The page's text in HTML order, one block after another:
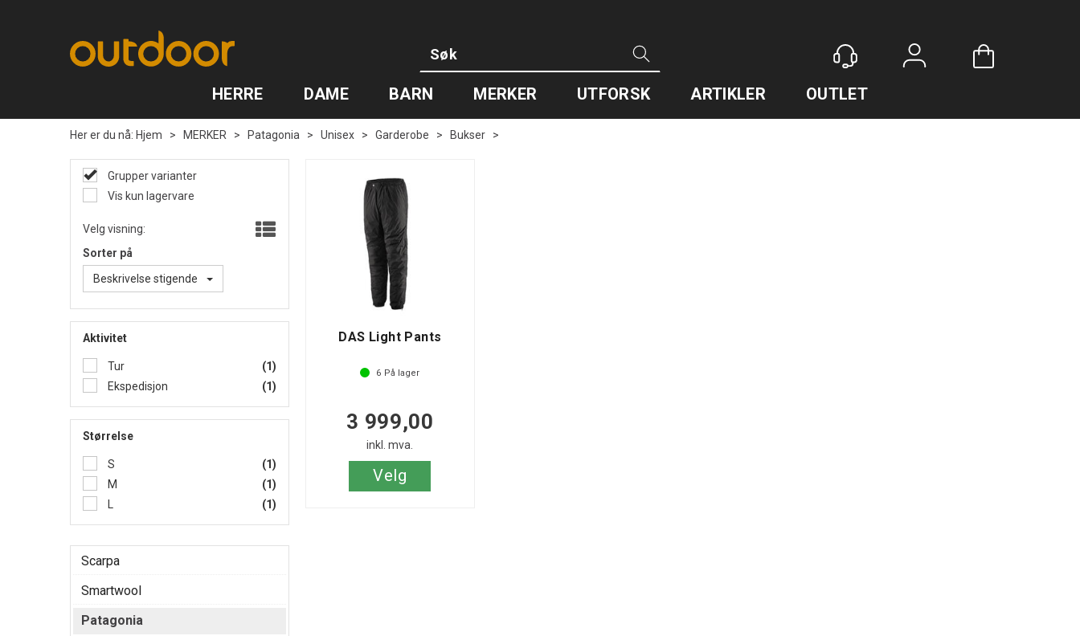
HERRE DAME BARN MERKER UTFORSK ARTIKLER OUTLET
Her er du nå: Hjem > MERKER > Patagonia > Unisex > Garderobe > Bukser >
Grupper varianter
Vis kun lagervare
Velg visning:
Sorter på
Beskrivelse stigende
Aktivitet
Tur
(1)
Ekspedisjon
(1)
Størrelse
S
(1)
M
(1)
(1)
Scarpa
Smartwool
Patagonia
DAS Light Pants
6 På lager
3 999,00
inkl. mva.
Velg